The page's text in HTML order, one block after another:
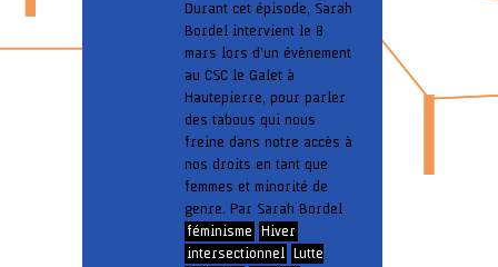
Durant cet épisode, Sarah
Bordel intervient le 8
mars lors d’un évènement
au CSC le Galet à
Hautepierre, pour parler
des tabous qui nous
freine dans notre accès à
nos droits en tant que
femmes et minorité de
genre. Par Sarah Bordel
féminisme
Hiver
intersectionnel
Lutte